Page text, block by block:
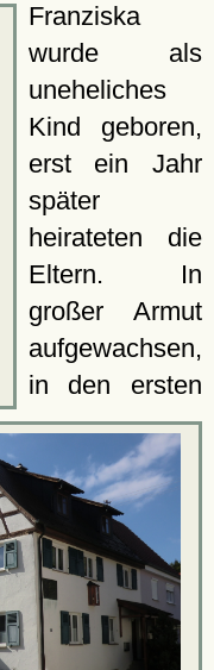
Franziska
wurde als
uneheliches
Kind geboren,
erst ein Jahr
später
heirateten die
Eltern. In
großer Armut
aufgewachsen,
in den ersten